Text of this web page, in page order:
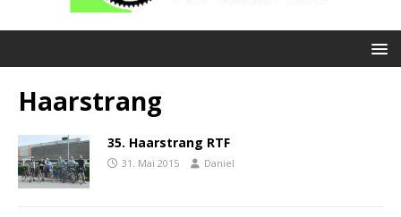
Haarstrang
35. Haarstrang RTF
31. Mai 2015 Daniel